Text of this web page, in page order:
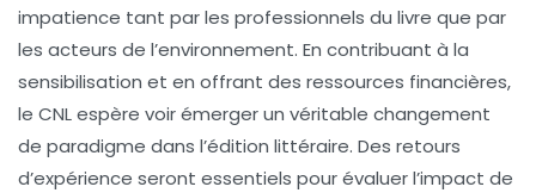
impatience tant par les professionnels du livre que par
les acteurs de l’environnement. En contribuant à la
sensibilisation et en offrant des ressources financières,
le CNL espère voir émerger un véritable changement
de paradigme dans l’édition littéraire. Des retours
d’expérience seront essentiels pour évaluer l’impact de